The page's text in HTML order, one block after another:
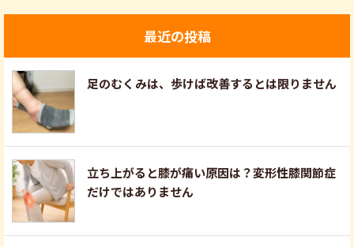
最近の投稿
足のむくみは、歩けば改善するとは限りません
立ち上がると膝が痛い原因は？変形性膝関節症
だけではありません